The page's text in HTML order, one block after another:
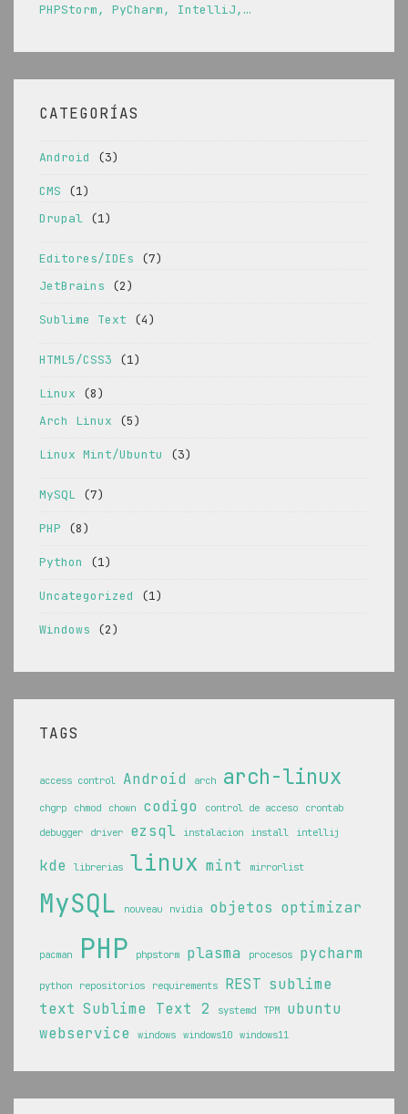
PHPStorm, PyCharm, IntelliJ,…
CATEGORÍAS
Android (3)
CMS (1)
Drupal (1)
Editores/IDEs (7)
JetBrains (2)
Sublime Text (4)
HTML5/CSS3 (1)
Linux (8)
Arch Linux (5)
Linux Mint/Ubuntu (3)
MySQL (7)
PHP (8)
Python (1)
Uncategorized (1)
Windows (2)
TAGS
access control Android arch arch-linux
chgrp chmod chown codigo control de acceso
crontab
debugger
driver ezsql instalacion install intellij
kde librerias linux mint mirrorlist
MySQL nouveau nvidia objetos optimizar
pacman PHP phpstorm plasma procesos pycharm
python repositorios requirements REST sublime
text Sublime Text 2 systemd TPM
ubuntu
webservice
windows windows10 windows11